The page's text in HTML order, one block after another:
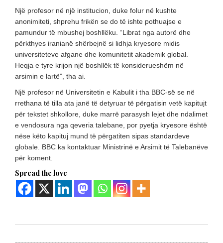
Një profesor në një institucion, duke folur në kushte
anonimiteti, shprehu frikën se do të ishte pothuajse e
pamundur të mbushej boshllëku. “Librat nga autorë dhe
përkthyes iranianë shërbejnë si lidhja kryesore midis
universiteteve afgane dhe komunitetit akademik global.
Heqja e tyre krijon një boshllëk të konsiderueshëm në
arsimin e lartë”, tha ai.
Një profesor në Universitetin e Kabulit i tha BBC-së se në
rrethana të tilla ata janë të detyruar të përgatisin vetë kapitujt
për tekstet shkollore, duke marrë parasysh lejet dhe ndalimet
e vendosura nga qeveria talebane, por pyetja kryesore është
nëse këto kapituj mund të përgatiten sipas standardeve
globale. BBC ka kontaktuar Ministrinë e Arsimit të Talebanëve
për koment.
Spread the love